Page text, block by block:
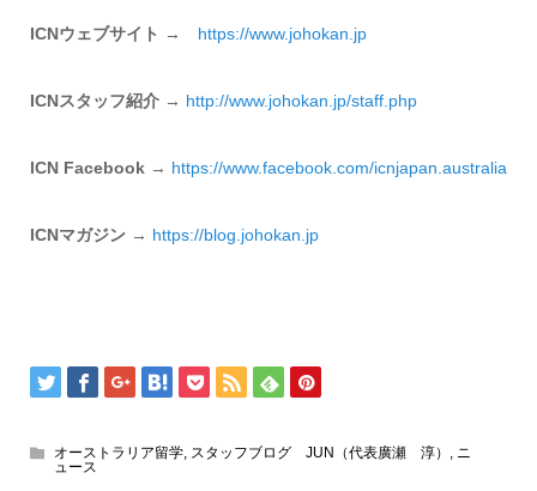
ICNウェブサイト → https://www.johokan.jp
ICNスタッフ紹介 → http://www.johokan.jp/staff.php
ICN Facebook → https://www.facebook.com/icnjapan. australia
ICNマガジン → https://blog.johokan.jp
オーストラリア留学, スタッフブログ JUN（代表廣瀬 淳） , ニ
ュース